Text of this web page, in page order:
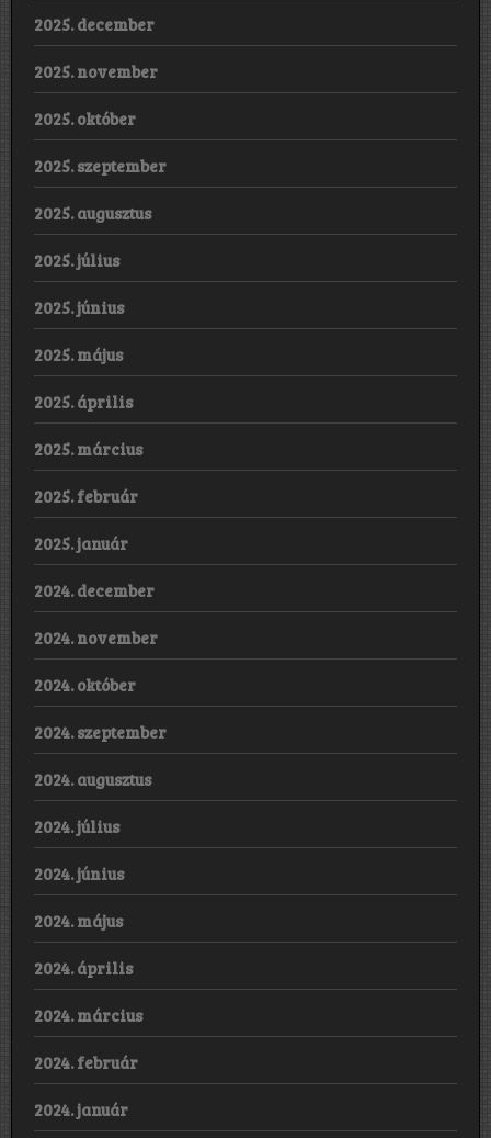
2025. december
2025. november
2025. október
2025. szeptember
2025. augusztus
2025. július
2025. június
2025. május
2025. április
2025. március
2025. február
2025. január
2024. december
2024. november
2024. október
2024. szeptember
2024. augusztus
2024. július
2024. június
2024. május
2024. április
2024. március
2024. február
2024. január